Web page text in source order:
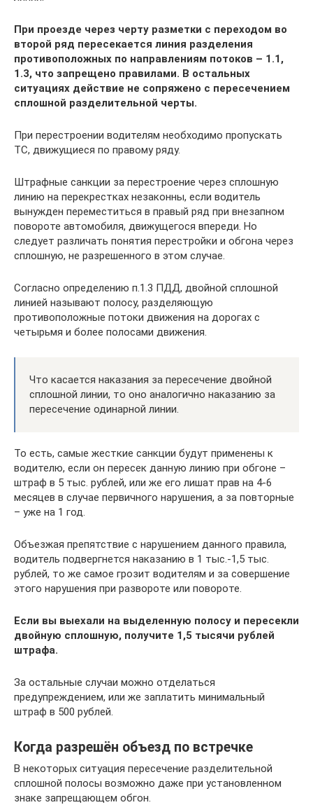
При проезде через черту разметки с переходом во
второй ряд пересекается линия разделения
противоположных по направлениям потоков – 1.1,
1.3, что запрещено правилами. В остальных
ситуациях действие не сопряжено с пересечением
сплошной разделительной черты.
При перестроении водителям необходимо пропускать
ТС, движущиеся по правому ряду.
Штрафные санкции за перестроение через сплошную
линию на перекрестках незаконны, если водитель
вынужден переместиться в правый ряд при внезапном
повороте автомобиля, движущегося впереди. Но
следует различать понятия перестройки и обгона через
сплошную, не разрешенного в этом случае.
Согласно определению п.1.3 ПДД, двойной сплошной
линией называют полосу, разделяющую
противоположные потоки движения на дорогах с
четырьмя и более полосами движения.
Что касается наказания за пересечение двойной
сплошной линии, то оно аналогично наказанию за
пересечение одинарной линии.
То есть, самые жесткие санкции будут применены к
водителю, если он пересек данную линию при обгоне –
штраф в 5 тыс. рублей, или же его лишат прав на 4-6
месяцев в случае первичного нарушения, а за повторные
– уже на 1 год.
Объезжая препятствие с нарушением данного правила,
водитель подвергнется наказанию в 1 тыс.-1,5 тыс.
рублей, то же самое грозит водителям и за совершение
этого нарушения при развороте или повороте.
Если вы выехали на выделенную полосу и пересекли
двойную сплошную, получите 1,5 тысячи рублей
штрафа.
За остальные случаи можно отделаться
предупреждением, или же заплатить минимальный
штраф в 500 рублей.
Когда разрешён объезд по встречке
В некоторых ситуация пересечение разделительной
сплошной полосы возможно даже при установленном
знаке запрещающем обгон.